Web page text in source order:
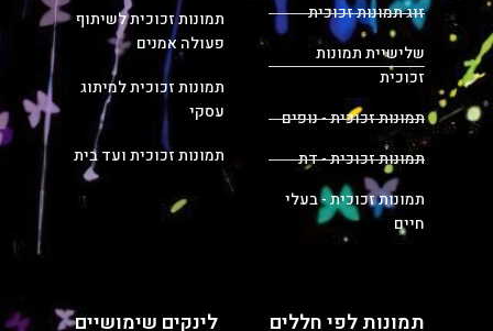
זוג תמונות זכוכית
שלישיית תמונות
זכוכית
תמונות זכוכית - נופים
תמונות זכוכית - דת
תמונות זכוכית - בעלי
חיים
תמונות זכוכית לשיתוף
פעולה אמנים
תמונות זכוכית למיתוג
עסקי
תמונות זכוכית ועד בית
תמונות לפי חללים לינקים שימושיים